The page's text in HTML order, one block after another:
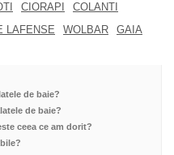
CIORAPI
COLANTI
LAFENSE WOLBAR
GAIA
de baie?
de baie?
ceea ce am dorit?